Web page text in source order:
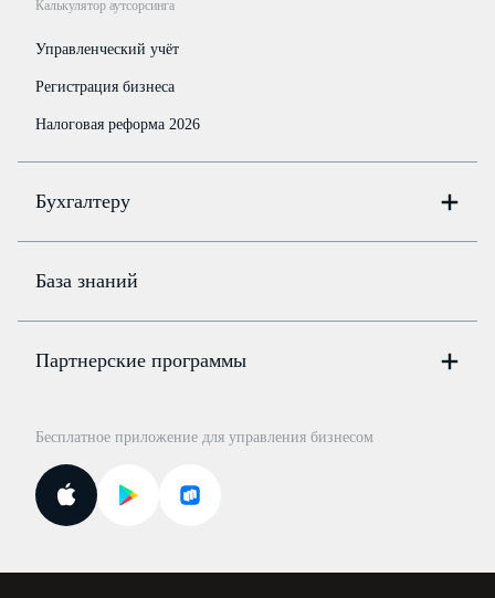
Калькулятор аутсорсинга
Управленческий учёт
Регистрация бизнеса
Налоговая реформа 2026
Бухгалтеру
Цены
Бюро
Консультации по учёту и налогам
Курсы повышения квалификации
Госпроверки
Поиск ответа на вопрос
Новости законодательства
База знаний
Партнерские программы
Для самозанятых
Бесплатное приложение для управления бизнесом